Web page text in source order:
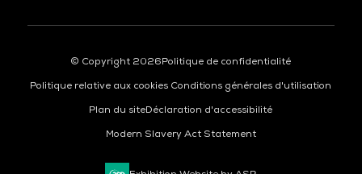
© Copyright 2026Politique de confidentialité
Politique relative aux cookies Conditions générales d'utilisation
Plan du siteDéclaration d'accessibilité
Modern Slavery Act Statement